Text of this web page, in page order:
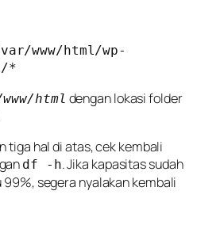
www/html/wp-
html dengan lokasi folder
tiga hal di atas, cek kembali
df -h. Jika kapasitas sudah
segera nyalakan kembali